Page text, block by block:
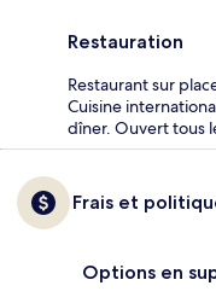
Restauration
Restaurant sur
Cuisine
dîner. Ouvert tous
Frais et
Options en